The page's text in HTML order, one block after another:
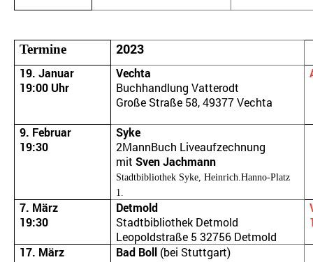
Termine 2023
19. Januar
19:00 Uhr
Vechta
Buchhandlung Vatterodt
Große Straße 58, 49377 Vechta
9. Februar
19:30
Syke
2MannBuch Liveaufzechnung
mitSven Jachmann
Stadtbibliothek Syke, Heinrich.Hanno-Platz
1.
7. März
19:30
Detmold
Stadtbibliothek Detmold
Leopoldstraße 5 32756 Detmold
17. März
Bad Boll (bei Stuttgart)